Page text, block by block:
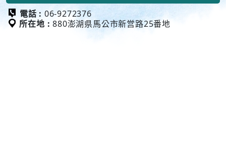
電話 : 06-9272376
所在地 :880澎湖県馬公市新営路25番地